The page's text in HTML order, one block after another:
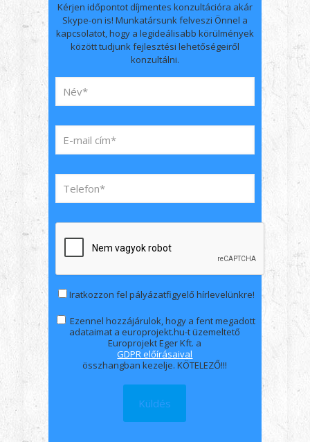
Kérjen időpontot díjmentes konzultációra akár
Skype-on is! Munkatársunk felveszi Önnel a
kapcsolatot, hogy a legideálisabb körülmények
között tudjunk fejlesztési lehetőségeiről
konzultálni.
Iratkozzon fel pályázatfigyelő hírlevelünkre!
Ezennel hozzájárulok, hogy a fent megadott
adataimat a europrojekt.hu-t üzemeltető
Europrojekt Eger Kft. a
GDPR előírásaival
összhangban kezelje. KÖTELEZŐ!!!